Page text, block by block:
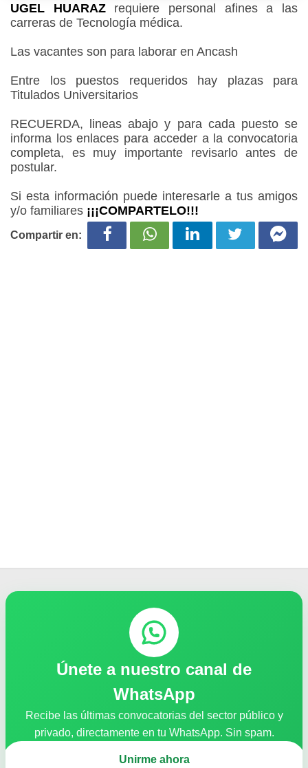
UGEL HUARAZrequiere personal afines a las
carreras de Tecnología médica.
Las vacantes son para laborar en Ancash
Entre los puestos requeridos hay plazas para
Titulados Universitarios
RECUERDA, lineas abajo y para cada puesto se
informa los enlaces para acceder a la convocatoria
completa, es muy importante revisarlo antes de
postular.
Si esta información puede interesarle a tus amigos
y/o familiares ¡¡¡COMPARTELO!!!
Compartir en:
Únete a nuestro canal de
WhatsApp
Recibe las últimas convocatorias del sector público y
privado, directamente en tu WhatsApp. Sin spam.
Unirme ahora